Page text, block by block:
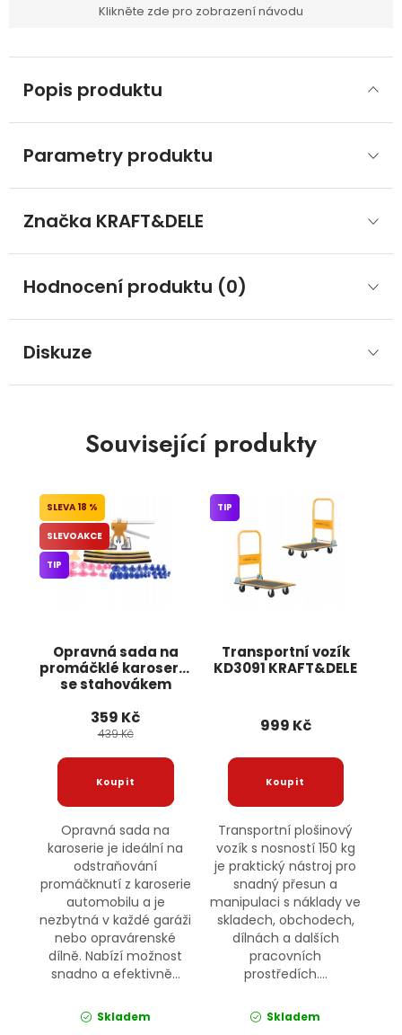
Klikněte zde pro zobrazení návodu
Popis produktu
Parametry produktu
Značka KRAFT&DELE
Hodnocení produktu (0)
Diskuze
Související produkty
Opravná sada na
promáčklé karoserie
se stahovákem
KRAFT&DELE
18 %
SLEVOAKCE
TIP
359 Kč
439 Kč
Opravná sada na
karoserie je ideální na
odstraňování
promáčknutí z karoserie
automobilu a je
nezbytná v každé garáži
nebo opravárenské
dílně. Nabízí možnost
snadno a efektivně...
Skladem
Transportní vozík
KD3091 KRAFT&DELE
TIP
999 Kč
Transportní plošinový
vozík s nosností 150 kg
je praktický nástroj pro
snadný přesun a
manipulaci s náklady ve
skladech, obchodech,
dílnách a dalších
pracovních
prostředích....
Skladem